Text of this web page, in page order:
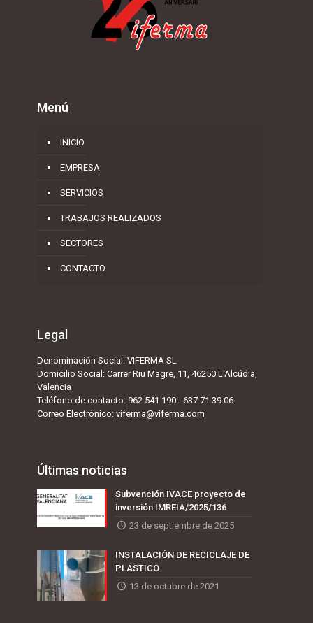
Menú
INICIO
EMPRESA
SERVICIOS
TRABAJOS REALIZADOS
SECTORES
CONTACTO
Legal
Denominación Social: VIFERMA SL
Domicilio Social: Carrer Riu Magre, 11, 46250 L'Alcúdia,
Valencia
Teléfono de contacto: 962 541 190 - 637 71 39 06
Correo Electrónico: viferma@viferma.com
Últimas noticias
Subvención IVACE proyecto de
inversión IMREIA/2025/136
23 de septiembre de 2025
INSTALACIÓN DE RECICLAJE DE
PLÁSTICO
13 de octubre de 2021